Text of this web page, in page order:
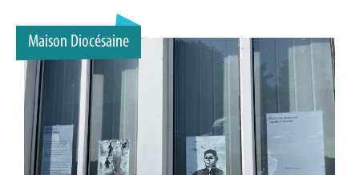
Maison Diocésaine